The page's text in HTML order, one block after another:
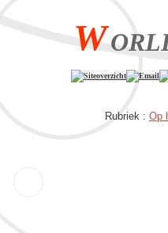
W
Siteoverzicht Email
Rubriek : Op